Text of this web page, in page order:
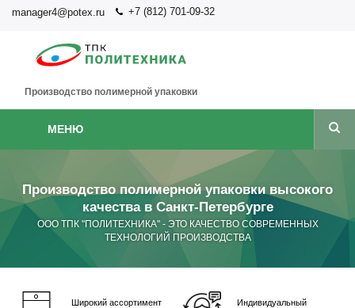
manager4@potex.ru +7 (812) 701-09-32
Производство полимерной упаковки
МЕНЮ
Производство полимерной упаковки высокого
качества в Санкт-Петербурге
ООО ТПК "ПОЛИТЕХНИКА" - ЭТО КАЧЕСТВО СОВРЕМЕННЫХ
ТЕХНОЛОГИЙ ПРОИЗВОДСТВА
Широкий ассортимент
Индивидуальный